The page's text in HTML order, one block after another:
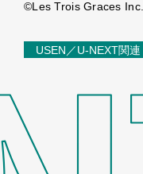
©Les Trois Graces Inc.
USEN／U-NEXT関連